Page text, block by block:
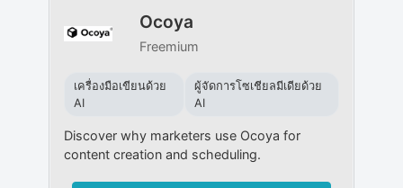
Ocoya
Freemium
เครื่องมือเขียนด้วย
AI
ผู้จัดการโซเชียลมีเดียด้วย
AI
Discover why marketers use Ocoya for
content creation and scheduling.